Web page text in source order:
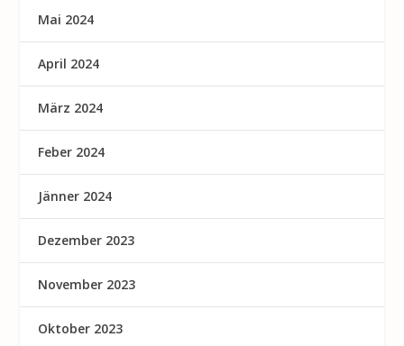
Mai 2024
April 2024
März 2024
Feber 2024
Jänner 2024
Dezember 2023
November 2023
Oktober 2023